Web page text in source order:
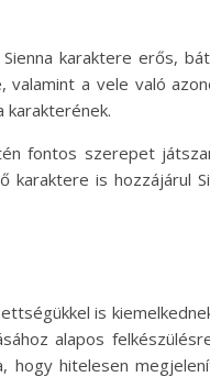
karaktere erős,
a vele való
karakterének.
fontos szerepet
is hozzájárul
is
alapos
hogy hitelesen